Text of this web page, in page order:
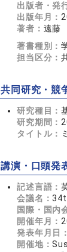
出版者・発
出版年月：
著者： 遠藤
著書種別：
担当区分：
共同研究・競
研究種目：
研究期間：
タイトル：
講演・口頭発
記述言語：
会議名：
国際・国内
開催年月：
発表年月日：
開催地：